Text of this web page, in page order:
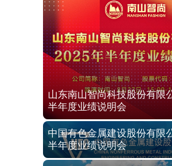
山东南山智尚科技股份有限
半年度业绩说明会
中国有色金属建设股份有限
半年度业绩说明会